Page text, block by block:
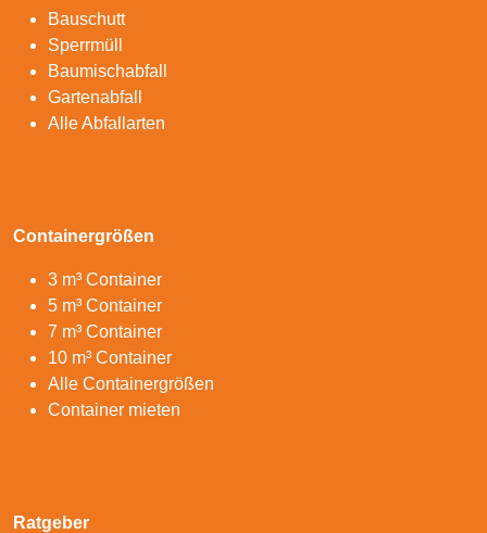
Bauschutt
Sperrmüll
Baumischabfall
Gartenabfall
Alle Abfallarten
Containergrößen
3 m³ Container
5 m³ Container
7 m³ Container
10 m³ Container
Alle Containergrößen
Container mieten
Ratgeber